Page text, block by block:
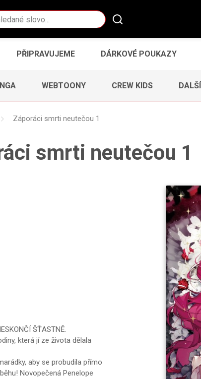
PŘIPRAVUJEME DÁRKOVÉ POUKAZY
WEBTOONY CREW KIDS DALŠÍ
Záporáci smrti neutečou 1
smrti neutečou 1
ŠŤASTNĚ.
která jí ze života dělala
aby se probudila přímo
Novopečená Penelope